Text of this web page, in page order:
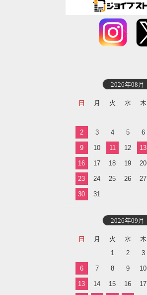
2026年08月
日 月 火 水 木
2 3 4 5 6
9 10 11 12 13
16 17 18 19 20
23 24 25 26 27
30 31
2026年09月
日 月 火 水 木
1
2 3
6 7 8 9 10
13 14 15 16 17